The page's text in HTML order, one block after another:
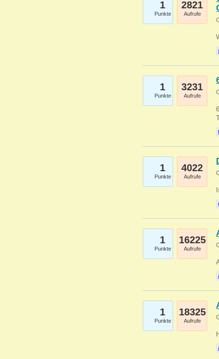
1
Punkte
2821
Aufrufe
1
Punkte
3231
Aufrufe
1
Punkte
4022
Aufrufe
1
Punkte
16225
Aufrufe
1
Punkte
18325
Aufrufe